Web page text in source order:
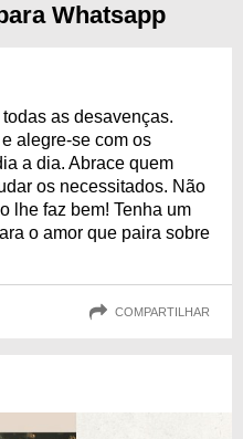
Whatsapp
as desavenças.
alegre-se com os
a dia. Abrace quem
os necessitados. Não
lhe faz bem! Tenha um
o amor que paira sobre
COMPARTILHAR